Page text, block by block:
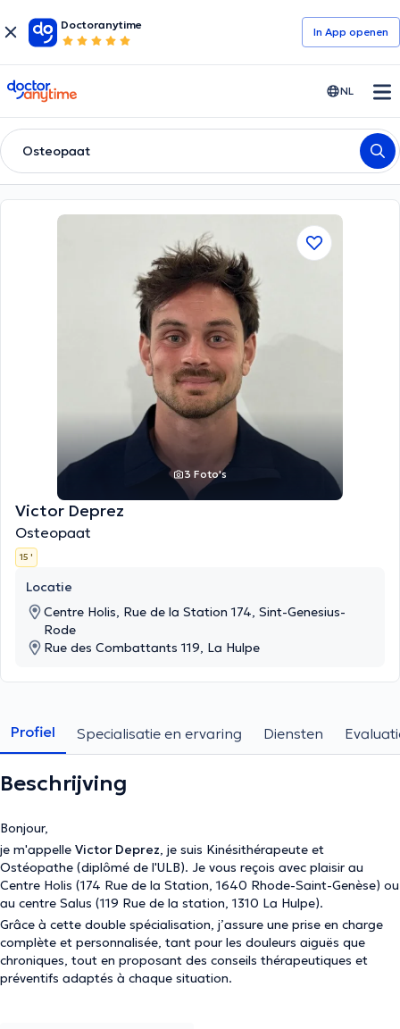
Doctoranytime
In App openen
doctoranytime NL
Osteopaat
3 Foto's
Victor Deprez
Osteopaat
15 '
Locatie
Centre Holis, Rue de la Station 174, Sint-Genesius-
Rode
Rue des Combattants 119, La Hulpe
Profiel Specialisatie en ervaring Diensten
Beschrijving
Bonjour,
je m'appelle Victor Deprez, je suis Kinésithérapeute et
Ostéopathe (diplômé de l'ULB). Je vous reçois avec plaisir au
Centre Holis (174 Rue de la Station, 1640 Rhode-Saint-Genèse) ou
au centre Salus (119 Rue de la station, 1310 La Hulpe).
Grâce à cette double spécialisation, j’assure une prise en charge
complète et personnalisée, tant pour les douleurs aiguës que
chroniques, tout en proposant des conseils thérapeutiques et
préventifs adaptés à chaque situation.